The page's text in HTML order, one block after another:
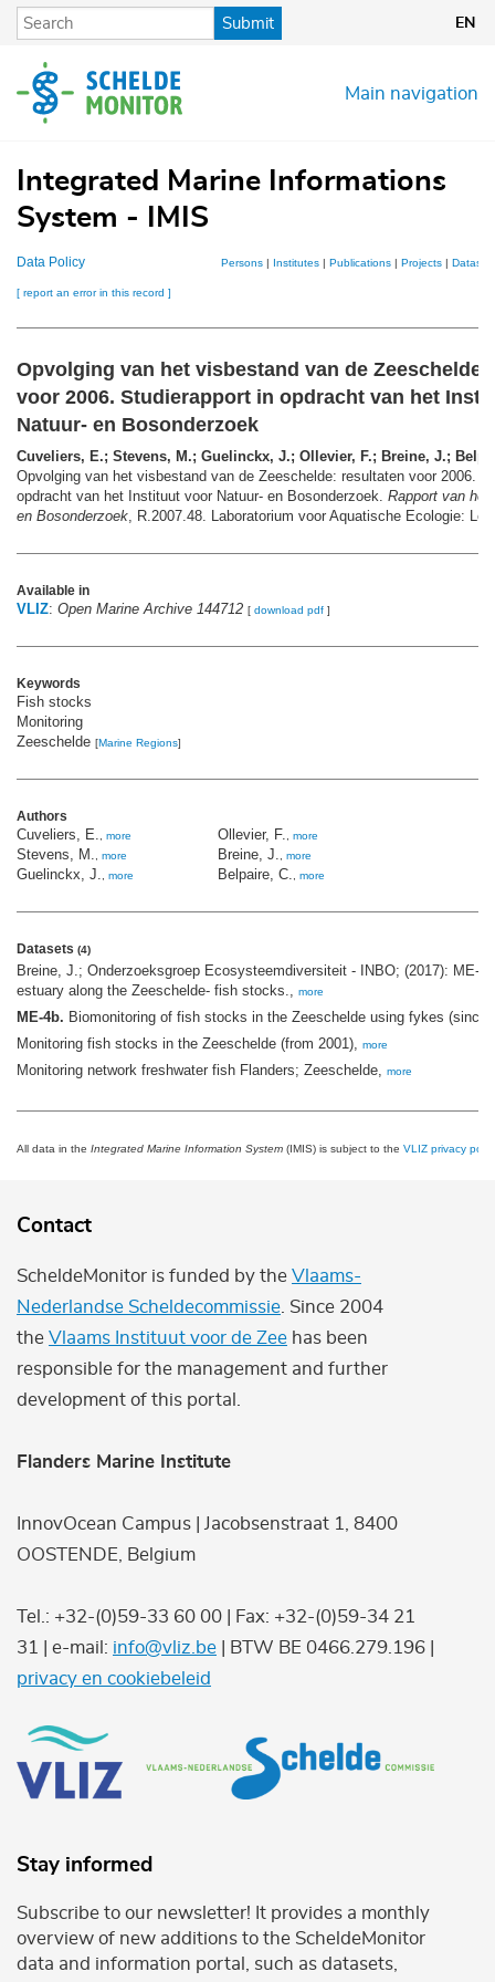
Skip
content
Submit EN
Main navigation
Integrated Marine Informations
System - IMIS
Data Policy Persons | Institutes | Publications | Projects |
[ report an error in this record ]
Opvolging van het visbestand van de Zeeschelde:
voor 2006. Studierapport in opdracht van het
Natuur- en Bosonderzoek
Cuveliers, E.; Stevens, M.; Guelinckx, J.; Ollevier, F.; Breine, J.;
Opvolging van het visbestand van de Zeeschelde: resultaten voor 2006.
opdracht van het Instituut voor Natuur- en Bosonderzoek. Rapport van
en Bosonderzoek, R.2007.48. Laboratorium voor Aquatische Ecologie:
Available in
VLIZ: Open Marine Archive 144712 [ download pdf ]
Keywords
Fish stocks
Monitoring
Zeeschelde [Marine Regions]
Authors
Cuveliers, E., more
Stevens, M., more
Guelinckx, J., more
Ollevier, F., more
Breine, J., more
Belpaire, C., more
Datasets (4)
Breine, J.; Onderzoeksgroep Ecosysteemdiversiteit - INBO; (2017): ME-4
estuary along the Zeeschelde- fish stocks., more
ME-4b. Biomonitoring of fish stocks in the Zeeschelde using fykes (since
Monitoring fish stocks in the Zeeschelde (from 2001), more
Monitoring network freshwater fish Flanders; Zeeschelde, more
All data in the Integrated Marine Information System (IMIS) is subject to the VLIZ privacy
Contact
ScheldeMonitor is funded by the Vlaams-
Nederlandse Scheldecommissie . Since 2004
the Vlaams Instituut voor de Zee has been
responsible for the management and further
development of this portal.
Flanders Marine Institute
InnovOcean Campus | Jacobsenstraat 1, 8400
OOSTENDE, Belgium
Tel.: +32-(0)59-33 60 00 | Fax: +32-(0)59-34 21
31 | e-mail: info@vliz.be | BTW BE 0466.279.196 |
privacy en cookiebeleid
Stay informed
Subscribe to our newsletter! It provides a monthly
overview of new additions to the ScheldeMonitor
data and information portal, such as datasets,